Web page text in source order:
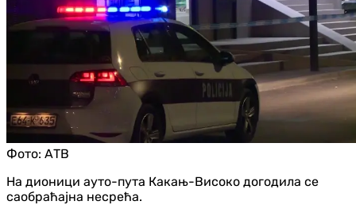
Фото: АТВ
На дионици ауто-пута Какањ-Високо догодила се
саобраћајна несрећа.